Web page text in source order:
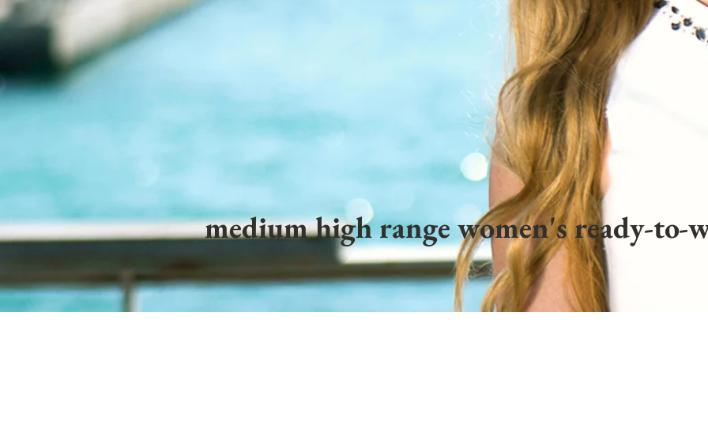
medium high range women's ready-to-